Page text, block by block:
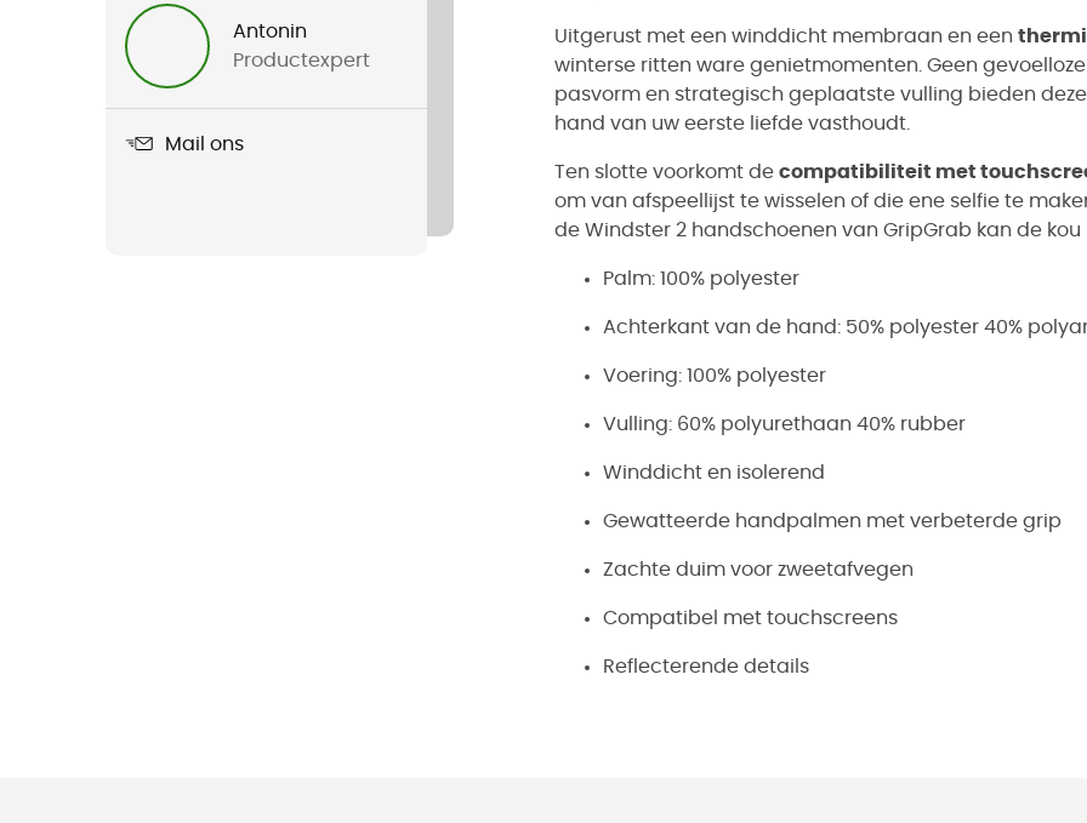
Antonin
Productexpert
Mail ons
Uitgerust met een winddicht membraan en een
winterse ritten ware genietmomenten. Geen
pasvorm en strategisch geplaatste vulling bieden
hand van uw eerste liefde vasthoudt.
Ten slotte voorkomt de compatibiliteit met
om van afspeellijst te wisselen of die ene selfie te
de Windster 2 handschoenen van GripGrab kan de kou
Palm: 100% polyester
Achterkant van de hand: 50% polyester 40%
Voering: 100% polyester
Vulling: 60% polyurethaan 40% rubber
Winddicht en isolerend
Gewatteerde handpalmen met verbeterde grip
Zachte duim voor zweetafvegen
Compatibel met touchscreens
Reflecterende details